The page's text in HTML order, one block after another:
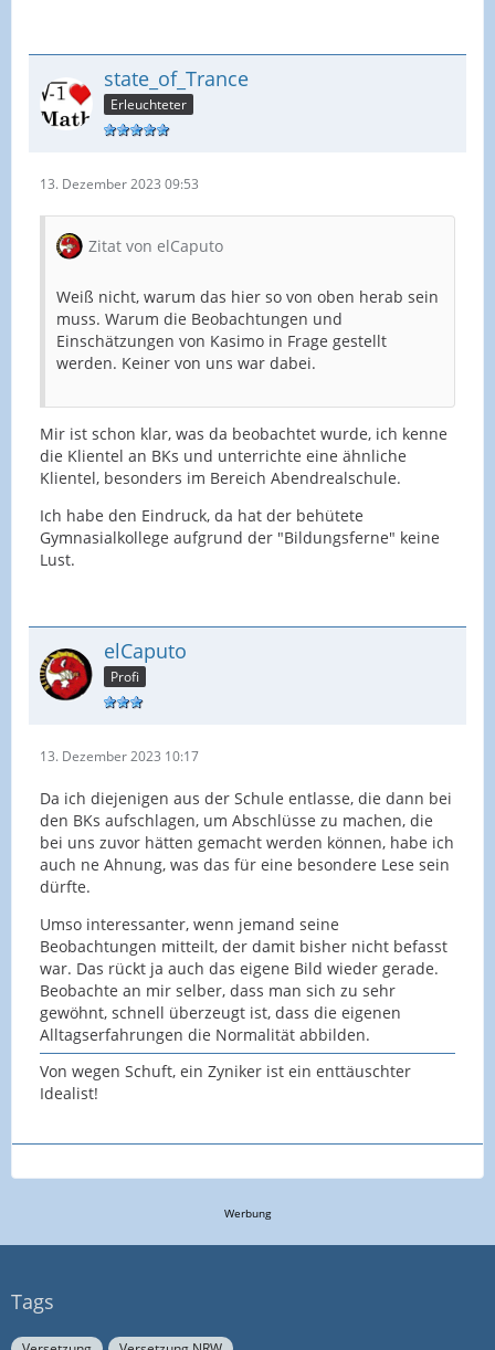
state_of_Trance
Erleuchteter
13. Dezember 2023 09:53
Zitat von elCaputo
Weiß nicht, warum das hier so von oben herab sein
muss. Warum die Beobachtungen und
Einschätzungen von Kasimo in Frage gestellt
werden. Keiner von uns war dabei.
Mir ist schon klar, was da beobachtet wurde, ich kenne
die Klientel an BKs und unterrichte eine ähnliche
Klientel, besonders im Bereich Abendrealschule.
Ich habe den Eindruck, da hat der behütete
Gymnasialkollege aufgrund der "Bildungsferne" keine
Lust.
elCaputo
Profi
13. Dezember 2023 10:17
Da ich diejenigen aus der Schule entlasse, die dann bei
den BKs aufschlagen, um Abschlüsse zu machen, die
bei uns zuvor hätten gemacht werden können, habe ich
auch ne Ahnung, was das für eine besondere Lese sein
dürfte.
Umso interessanter, wenn jemand seine
Beobachtungen mitteilt, der damit bisher nicht befasst
war. Das rückt ja auch das eigene Bild wieder gerade.
Beobachte an mir selber, dass man sich zu sehr
gewöhnt, schnell überzeugt ist, dass die eigenen
Alltagserfahrungen die Normalität abbilden.
Von wegen Schuft, ein Zyniker ist ein enttäuschter
Idealist!
Werbung
Tags